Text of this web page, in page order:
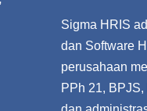
Sigma HRIS
dan Software
perusahaan
PPh 21,